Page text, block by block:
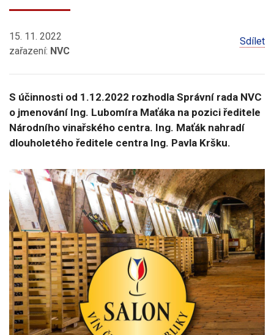
15. 11. 2022
zařazení: NVC
Sdílet
S účinnosti od 1.12.2022 rozhodla Správní rada NVC
o jmenování Ing. Lubomíra Maťáka na pozici ředitele
Národního vinařského centra. Ing. Maťák nahradí
dlouholetého ředitele centra Ing. Pavla Kršku.